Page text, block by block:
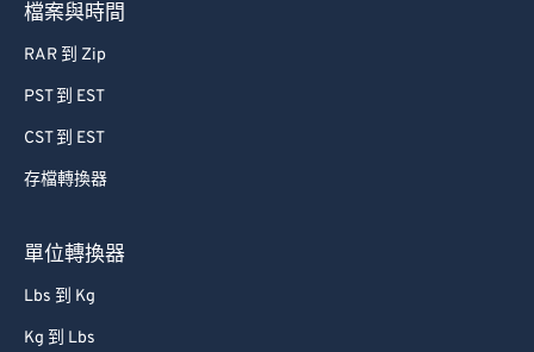
檔案與時間
RAR 到 Zip
PST 到 EST
CST 到 EST
存檔轉換器
單位轉換器
Lbs 到 Kg
Kg 到 Lbs